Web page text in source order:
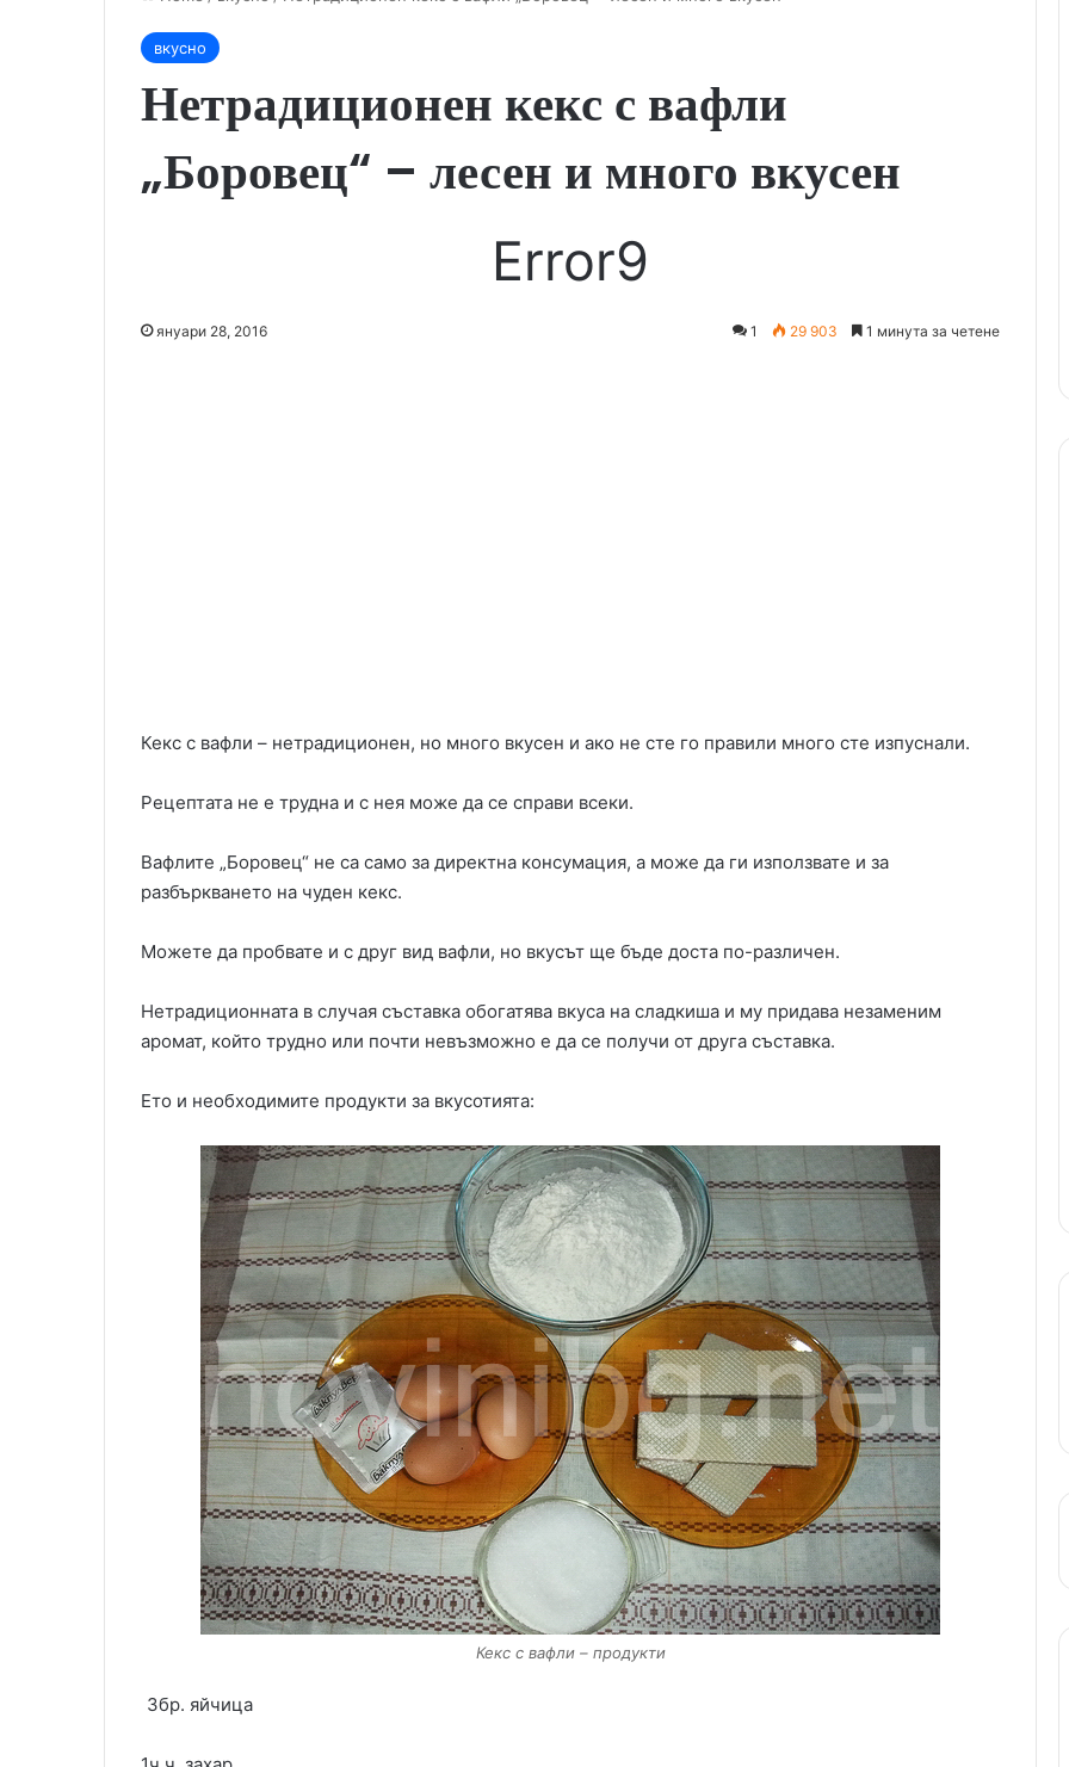
вкусно
Нетрадиционен кекс с вафли
„Боровец“ – лесен и много вкусен
Error9
януари 28, 2016 1 29 903 1 минута за четене
Кекс с вафли – нетрадиционен, но много вкусен и ако не сте го правили много сте изпуснали.
Рецептата не е трудна и с нея може да се справи всеки.
Вафлите „Боровец“ не са само за директна консумация, а може да ги изпoлзвате и за
разбъркването на чуден кекс.
Можете да пробвате и с друг вид вафли, но вкусът ще бъде доста по-различен.
Нетрадиционната в случая съставка обогатява вкуса на сладкиша и му придава незаменим
аромат, който трудно или почти невъзможно е да се получи от друга съставка.
Ето и необходимите продукти за вкусотията:
Кекс с вафли – продукти
3бр. яйчица